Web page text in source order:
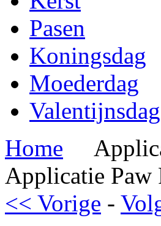
Pasen
Koningsdag
Moederdag
Home
Applicatie Paw
<< Vorige -